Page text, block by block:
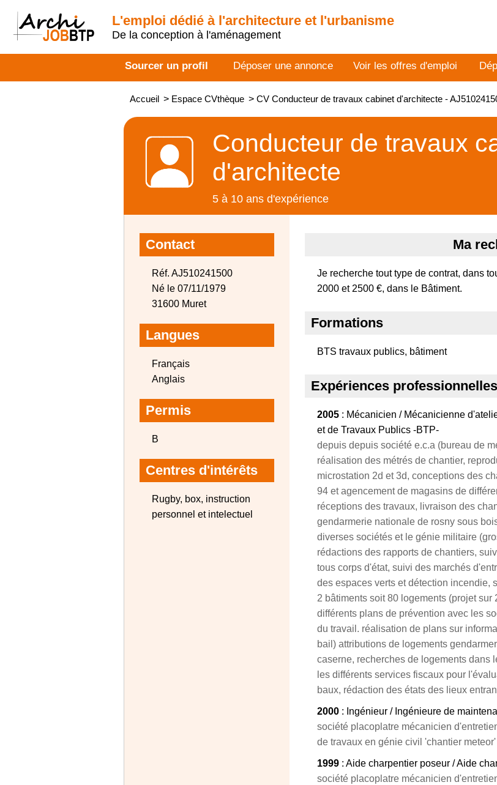
L'emploi dédié à l'architecture et l'urbanisme
De la conception à l'aménagement
Sourcer un profil Déposer une annonce Voir les offres d'emploi
Accueil > Espace CVthèque > CV Conducteur de travaux cabinet d'architecte -
Conducteur de travaux
d'architecte
5 à 10 ans d'expérience
Contact
Réf. AJ510241500
Né le 07/11/1979
31600 Muret
Langues
Français
Anglais
Permis
B
Centres d'intérêts
Rugby, box, instruction
personnel et intelectuel
Ma
Je recherche tout type de contrat, dans
2000 et 2500 €, dans le Bâtiment.
Formations
BTS travaux publics, bâtiment
Expériences professionnelles
2005 : Mécanicien / Mécanicienne
et de Travaux Publics -BTP-
depuis depuis société e.c.a (bureau de
réalisation des métrés de chantier,
microstation 2d et 3d, conceptions des
94 et agencement de magasins de
réceptions des travaux, livraison des
gendarmerie nationale de rosny sous
diverses sociétés et le génie militaire
rédactions des rapports de chantiers,
tous corps d'état, suivi des marchés
des espaces verts et détection incendie,
2 bâtiments soit 80 logements (projet
différents plans de prévention avec les
du travail. réalisation de plans sur
bail) attributions de logements
caserne, recherches de logements dans
les différents services fiscaux pour
baux, rédaction des états des lieux
2000 : Ingénieur / Ingénieure de
société placoplatre mécanicien
de travaux en génie civil 'chantier
1999 : Aide charpentier poseur / Aide
société placoplatre mécanicien